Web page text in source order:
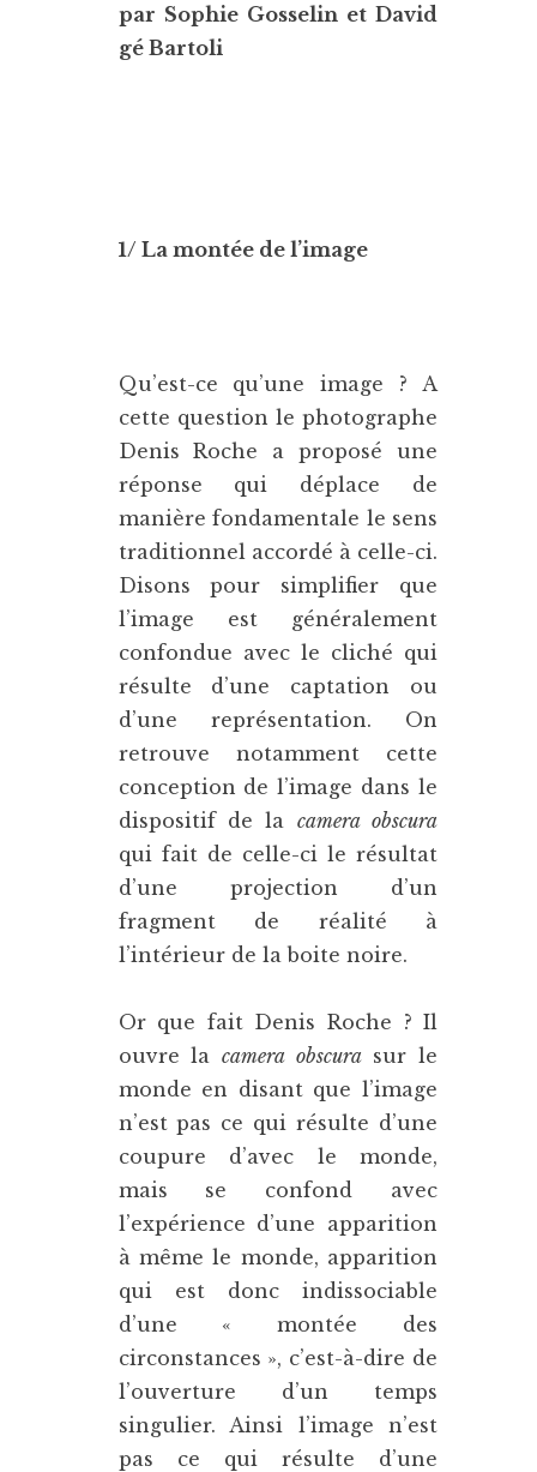
par Sophie Gosselin et David
gé Bartoli
1/ La montée de l’image
Qu’est-ce qu’une image ? A
cette question le photographe
Denis Roche a proposé une
réponse qui déplace de
manière fondamentale le sens
traditionnel accordé à celle-ci.
Disons pour simplifier que
l’image est généralement
confondue avec le cliché qui
résulte d’une captation ou
d’une représentation. On
retrouve notamment cette
conception de l’image dans le
dispositif de la camera obscura
qui fait de celle-ci le résultat
d’une projection d’un
fragment de réalité à
l’intérieur de la boite noire.
Or que fait Denis Roche ? Il
ouvre la camera obscurasur le
monde en disant que l’image
n’est pas ce qui résulte d’une
coupure d’avec le monde,
mais se confond avec
l’expérience d’une apparition
à même le monde, apparition
qui est donc indissociable
d’une « montée des
circonstances », c’est-à-dire de
l’ouverture d’un temps
singulier. Ainsi l’image n’est
pas ce qui résulte d’une